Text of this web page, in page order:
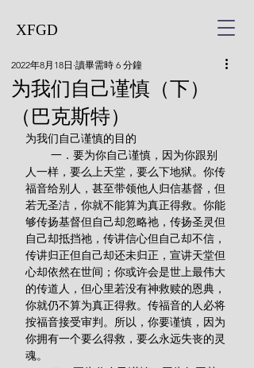
XFGD
为我们自己谨慎（下）
（巴克斯特）
2022年8月18日 讀畢需時 6 分鐘
为我们自己谨慎的目的
人一样，要么上天堂，要么下地狱。你传
福音给别人，甚至带领他人归信基督，但
若无圣洁，你就不能算为真正得救。你能
够传扬基督但自己却忽略祂，传扬圣灵但
自己却抵挡祂，传讲信心但自己却不信，
传讲归正但自己却还未归正，宣讲天堂但
心却依然在世间；你或许会是世上最伟大
的传道人，但心里若没有神救赎的恩典，
你就仍不算为真正得救。传福音的人必将
按福音接受审判。所以，你要谨慎，因为
你拥有一个要么得救，要么永远失丧的灵
魂。